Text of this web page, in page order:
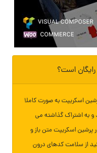
است؟
اسکریپت به صورت کاملا
و به اشتراک گذاشته می
پرشین اسکریپت متن باز و
از سلامت کدهای درون